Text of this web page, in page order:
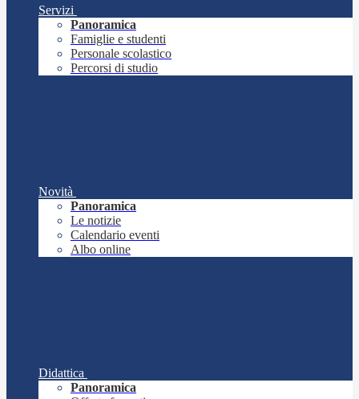
Servizi
Panoramica
Famiglie e studenti
Personale scolastico
Percorsi di studio
Novità
Panoramica
Le notizie
Calendario eventi
Albo online
Didattica
Panoramica